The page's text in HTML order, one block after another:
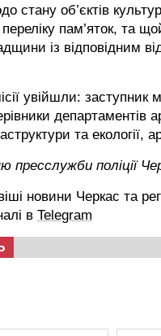
стану об’єктів
пам’яток, та
із відповідним
увійшли: заступник
департаментів
та екології,
пресслужби поліції
новини Черкас та
в Telegram